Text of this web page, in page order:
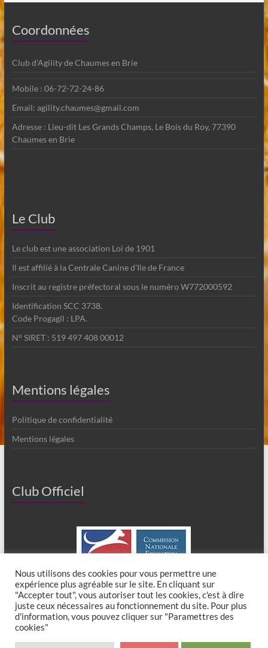
Coordonnées
Club d'Agility de Chaumes en Brie
Mobile : 06-72-72-24-86
Email: agility.chaumes@gmail.com
Adresse : Lieu-dit Les Grands Champs, Le Bois du Roy, 77390
Chaumes en Brie
Le Club
Le club est une association Loi de 1901
Il est affilié à la Centrale Canine d'Ile de France
Inscrit au registre préfectoral sous le numéro W772000592
Identification SCC 3738.
Code Progagil : LPA.
N° SIRET : 519 497 408 00012
Mentions légales
Politique de confidentialité
Mentions légales
Club Officiel
Copyright © 2026Club Canin de Chaumes en Brie. All rights reserved. Theme
Nous utilisons des cookies pour vous permettre une
expérience plus agréable sur le site. En cliquant sur
"Accepter tout", vous autoriser tout les cookies, c'est à dire
juste ceux nécessaires au fonctionnement du site. Pour plus
d'information, vous pouvez cliquer sur "Paramettres des
cookies"